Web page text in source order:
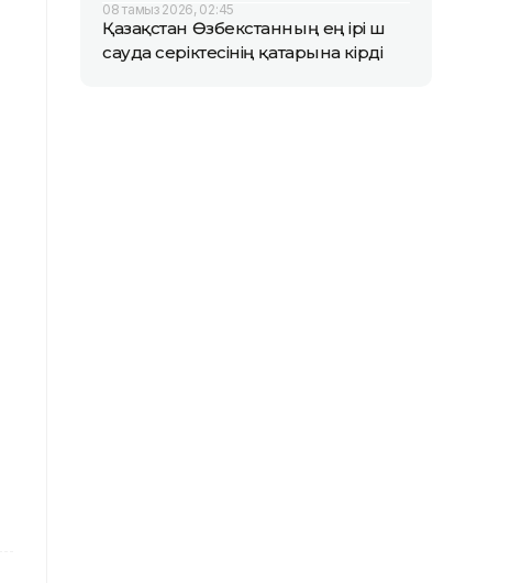
08 тамыз 2026, 02:45
Қазақстан Өзбекстанның ең ірі үш
сауда серіктесінің қатарына кірді